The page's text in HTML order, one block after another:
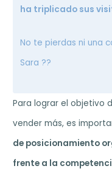
ha triplicado sus
No te pierdas ni una
Sara ??
Para lograr el objetivo
vender más, es
de posicionamiento
frente a la